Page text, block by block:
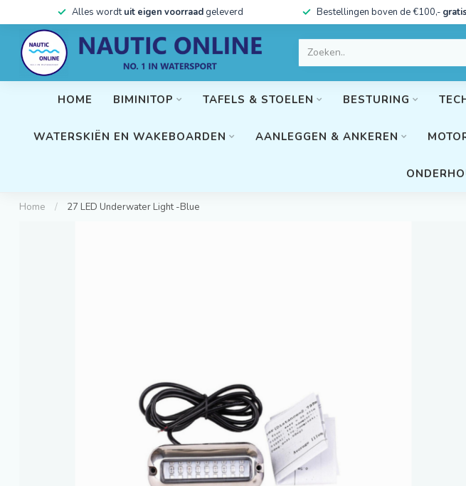
Alles wordtuit eigen voorraad geleverd Bestellingen boven de €100,-
HOME BIMINITOP TAFELS & STOELEN BESTURING
WATERSKIËN EN WAKEBOARDEN AANLEGGEN & ANKEREN
Home / 27 LED Underwater Light -Blue